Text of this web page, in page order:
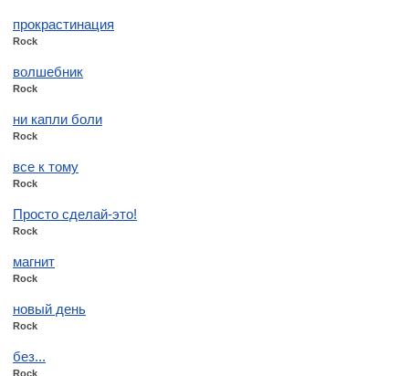
прокрастинация
Rock
волшебник
Rock
ни капли боли
Rock
все к тому
Rock
Просто сделай-это!
Rock
магнит
Rock
новый день
Rock
без...
Rock